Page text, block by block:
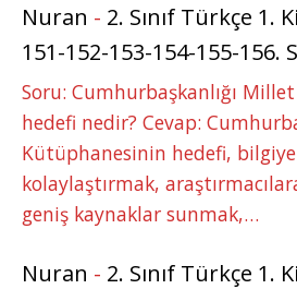
Nuran - 2. Sınıf Türkçe 1.
151-152-153-154-155-156.
Soru: Cumhurbaşkanlığı
hedefi nedir? Cevap:
Kütüphanesinin hedefi,
kolaylaştırmak,
geniş kaynaklar sunmak,…
Nuran - 2. Sınıf Türkçe 1.